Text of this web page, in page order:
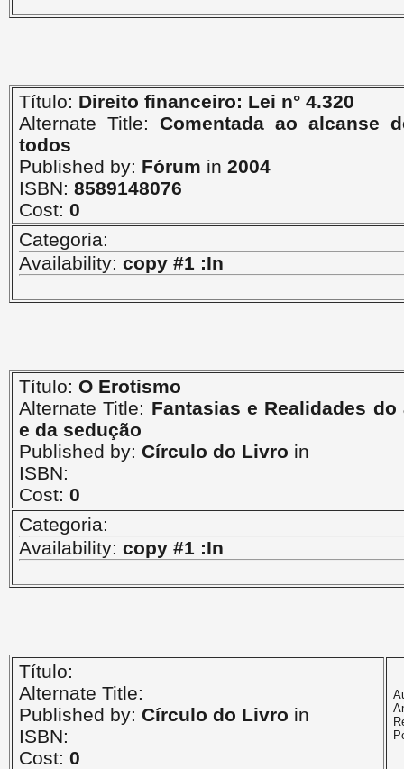
Título: Direito financeiro: Lei n° 4.320
Alternate Title: Comentada ao alcanse
todos
Published by: Fórum in 2004
ISBN: 8589148076
Cost: 0
Categoria:
Availability: copy #1 :In
Título: O Erotismo
Alternate Title: Fantasias e Realidades do
e da sedução
Published by: Círculo do Livro in
ISBN:
Cost: 0
Categoria:
Availability: copy #1 :In
Título:
Alternate Title:
Published by: Círculo do Livro in
ISBN:
Cost: 0